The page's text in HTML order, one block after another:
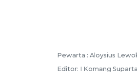
Pewarta : Aloysius
Editor: I Komang Suparta